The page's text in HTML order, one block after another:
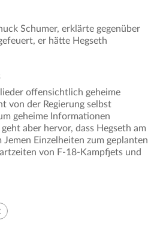
Schumer, erklärte gegenüber
er hätte Hegseth
offensichtlich geheime
von der Regierung selbst
geheime Informationen
aber hervor, dass Hegseth am
Einzelheiten zum geplanten
von F-18-Kampfjets und